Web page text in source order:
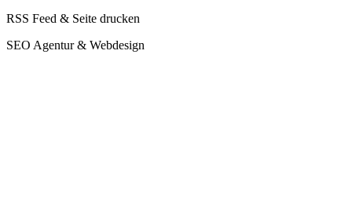
RSS Feed & Seite drucken
SEO Agentur & Webdesign